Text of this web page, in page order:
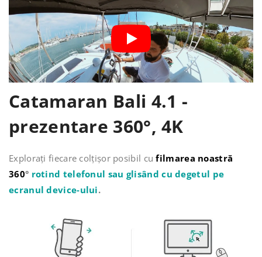
Catamaran Bali 4.1 -
prezentare 360°, 4K
Explorați fiecare colțișor posibil cu filmarea noastră
360° rotind telefonul sau glisând cu degetul pe
ecranul device-ului.